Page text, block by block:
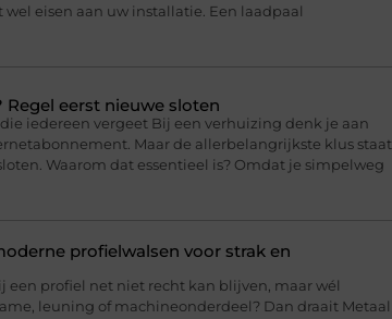
eisen aan uw installatie. Een laadpaal
Regel eerst nieuwe sloten
iedereen vergeet Bij een verhuizing denk je aan
Maar de allerbelangrijkste klus staat
Waarom dat essentieel is? Omdat je simpelweg
profielwalsen voor strak en
een profiel net niet recht kan blijven, maar wél
leuning of machineonderdeel? Dan draait Metaal